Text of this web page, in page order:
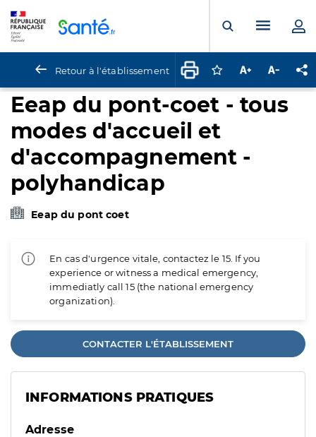
Ouvrir laMenu
Retour à l'établissement Connectez-vous
Augmenter la
Eeap du pont-coet - tous
modes d'accueil et
d'accompagnement -
polyhandicap
Eeap du pont coet
En cas d'urgence vitale, contactez le 15. If you
experience or witness a medical emergency,
immediatly call 15 (the national emergency
organization).
CONTACTER L'ÉTABLISSEMENT
INFORMATIONS PRATIQUES
Adresse